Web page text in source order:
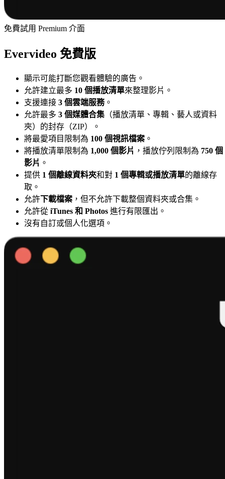
免費試用 Premium 介面
Evervideo 免費版
顯示可能打斷您觀看體驗的廣告。
允許建立最多 10 個播放清單來整理影片。
支援連接 3 個雲端服務。
允許最多 3 個媒體合集 （播放清單、專輯、藝人或資料
夾）的封存（ZIP）。
將最愛項目限制為 100 個視訊檔案 。
將播放清單限制為 1,000 個影片 ，播放佇列限制為 750 個
影片 。
提供 1 個離線資料夾和對 1 個專輯或播放清單的離線存
取。
允許下載檔案 ，但不允許下載整個資料夾或合集。
允許從 iTunes 和 Photos 進行有限匯出。
沒有自訂或個人化選項。